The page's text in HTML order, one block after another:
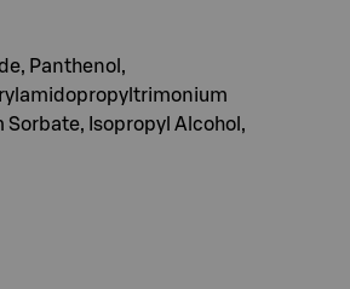
Panthenol,
Sorbate, Isopropyl Alcohol,